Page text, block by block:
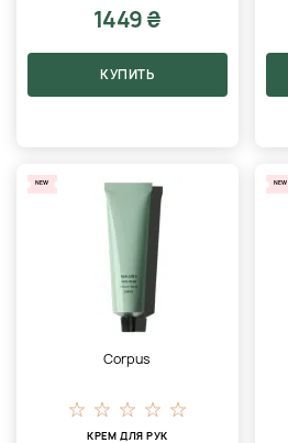
1449 ₴
КУПИТЬ
NEW
Corpus
КРЕМ ДЛЯ РУК
NEW